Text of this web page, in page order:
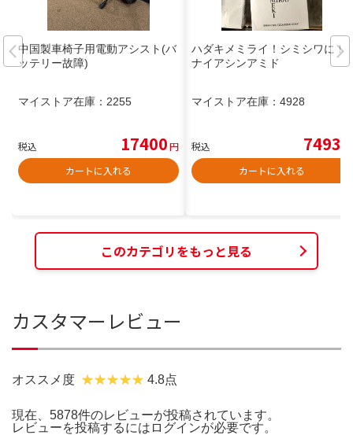
中国製車椅子用電動アシスト(バ
ッテリー故障)
マイストア在庫： 2255
税込 17400円
カートに入れる
ハダキメミライ！シミシワに！
ナイアシンアミド
マイストア在庫： 4928
税込 7493
カートに入れる
このカテゴリをもっと見る
カスタマーレビュー
オススメ度 4.8点
現在、5878件のレビューが投稿されています。
レビューを投稿するには ログインが必要です。